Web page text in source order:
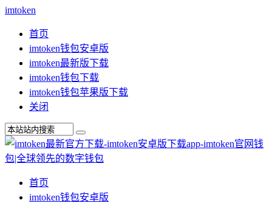
imtoken
首页
imtoken钱包安卓版
imtoken最新版下载
imtoken钱包下载
imtoken钱包苹果版下载
关闭
首页
imtoken钱包安卓版